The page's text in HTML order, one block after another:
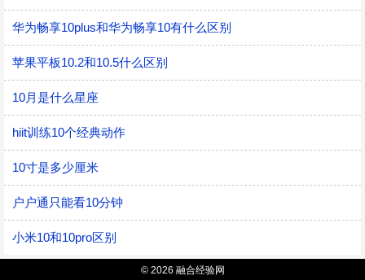
华为畅享10plus和华为畅享10有什么区别
苹果平板10.2和10.5什么区别
10月是什么星座
hiit训练10个经典动作
10寸是多少厘米
户户通只能看10分钟
小米10和10pro区别
© 2026 融合经验网